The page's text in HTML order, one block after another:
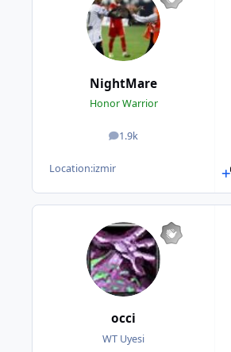
NightMare
Honor Warrior
1.9k
posts
Location:izmir
occi
WT Uyesi